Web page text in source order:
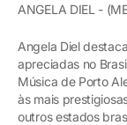
ANGELA DIEL -
Angela Diel
apreciadas no
Música de Porto
às mais
outros estados